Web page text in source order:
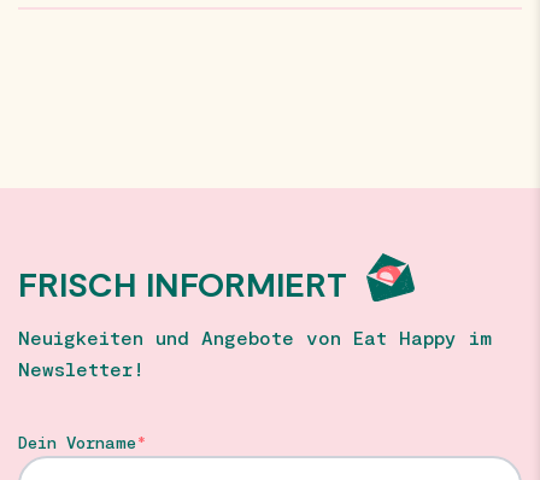
FRISCH INFORMIERT
Neuigkeiten und Angebote von Eat Happy im
Newsletter!
Dein Vorname